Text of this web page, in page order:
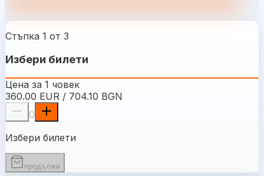
Стъпка 1 от 3
Избери билети
Цена за 1 човек
360.00 EUR / 704.10 BGN
0
Избери билети
продължи